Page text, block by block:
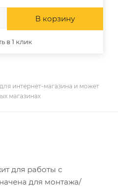
В корзину
в 1 клик
интернет-магазина и может
магазинах
для работы с
для монтажа/